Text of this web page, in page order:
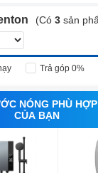
(Có 3 sản
Trả góp 0%
NÓNG PHÙ
CỦA BẠN